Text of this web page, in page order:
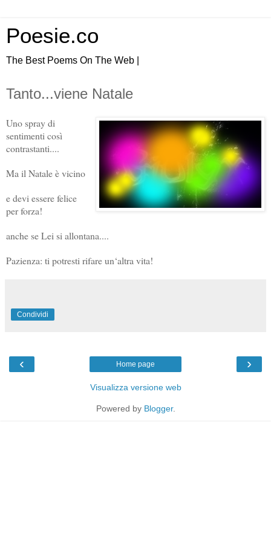
Poesie.co
The Best Poems On The Web |
Tanto...viene Natale
Uno spray di
sentimenti così
contrastanti....
Ma il Natale è vicino
e devi essere felice
per forza!
anche se Lei si allontana....
Pazienza: ti potresti rifare un‘altra vita!
Condividi
‹ ›
Home page
Visualizza versione web
Powered by Blogger.